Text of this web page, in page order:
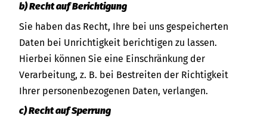
b) Recht auf Berichtigung
Sie haben das Recht, Ihre bei uns gespeicherten
Daten bei Unrichtigkeit berichtigen zu lassen.
Hierbei können Sie eine Einschränkung der
Verarbeitung, z. B. bei Bestreiten der Richtigkeit
Ihrer personenbezogenen Daten, verlangen.
c) Recht auf Sperrung